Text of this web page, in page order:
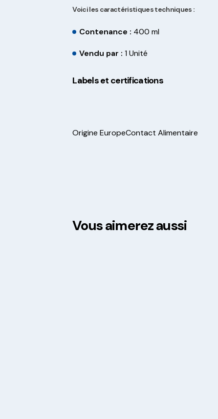
Voici les caractéristiques techniques :
Contenance : 400 ml
Vendu par :1 Unité
Labels et certifications
Origine EuropeContact Alimentaire
Vous aimerez aussi